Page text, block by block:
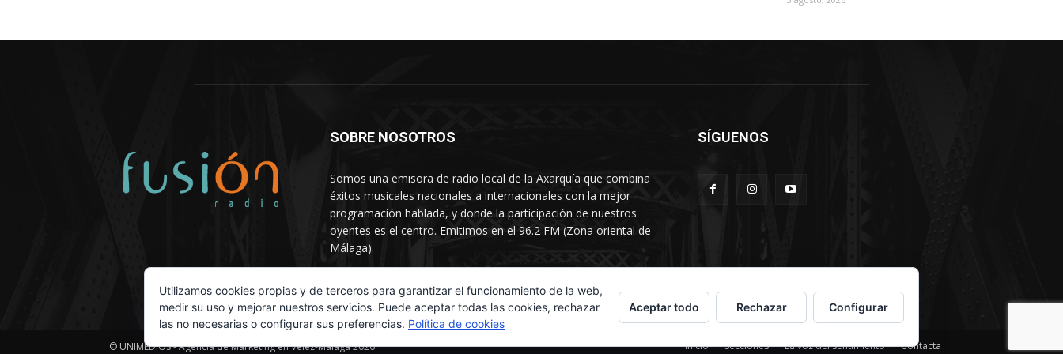
SOBRE NOSOTROS
Somos una emisora de radio local de la Axarquía que combina
éxitos musicales nacionales a internacionales con la mejor
programación hablada, y donde la participación de nuestros
oyentes es el centro. Emitimos en el 96.2 FM (Zona oriental de
Málaga).
SÍGUENOS
© UNIMEDIOS - Agencia de Marketing en Vélez-Málaga 2026 Inicio Secciones La voz del sentimiento Contacta
Utilizamos cookies propias y de terceros para garantizar el funcionamiento de la web,
medir su uso y mejorar nuestros servicios. Puede aceptar todas las cookies, rechazar
las no necesarias o configurar sus preferencias. Política de cookies
Aceptar todo Rechazar Configurar